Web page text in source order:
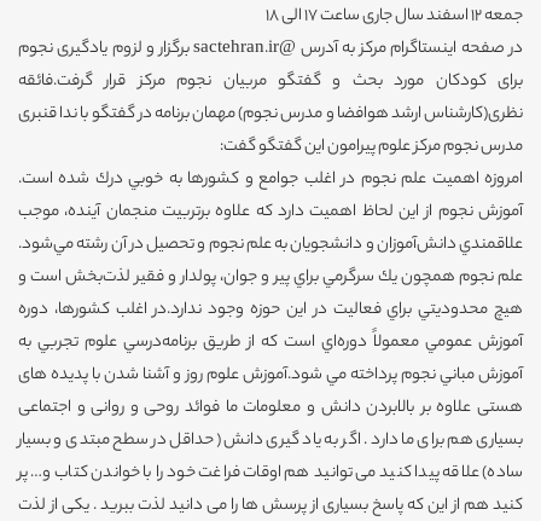
جمعه ۱۲ اسفند سال جاری ساعت 17 الی 18
در صفحه اینستاگرام مرکز به آدرس @sactehran.ir برگزار و لزوم یادگیری نجوم
برای کودکان مورد بحث و گفتگو مربیان نجوم مرکز قرار گرفت.فائقه
نظری(کارشناس ارشد هوافضا و مدرس نجوم) مهمان برنامه در گفتگو با ندا قنبری
مدرس نجوم مرکز علوم پیرامون این گفتگو گفت:
امروزه اهميت علم نجوم در اغلب جوامع و كشورها به خوبي درك شده است.
آموزش نجوم از اين لحاظ اهميت دارد كه علاوه برتربيت منجمان آينده، موجب
علاقمندي دانش‌آموزان و دانشجويان به علم نجوم و تحصيل در آن رشته مي‌شود.
علم نجوم همچون يك سرگرمي براي پير و جوان، پولدار و فقير لذت‌بخش است و
هيچ محدوديتي براي فعاليت در اين حوزه وجود ندارد.در اغلب كشورها، دوره
آموزش عمومي معمولاً دوره‌اي است كه از طريق برنامه‌درسي علوم تجربي به
آموزش مباني نجوم پرداخته مي شود.آموزش علوم روز و آشنا شدن با پدیده های
هستی علاوه بر بالابردن دانش و معلومات ما فوائد روحی و روانی و اجتماعی
بسیاری هم برای ما دارد . اگر به یاد گیری دانش( حداقل در سطح مبتدی و بسیار
ساده) علاقه پیدا کنید می توانید هم اوقات فراغت خود را با خواندن کتاب و… پر
کنید هم از این که پاسخ بسیاری از پرسش ها را می دانید لذت ببرید . یکی از لذت